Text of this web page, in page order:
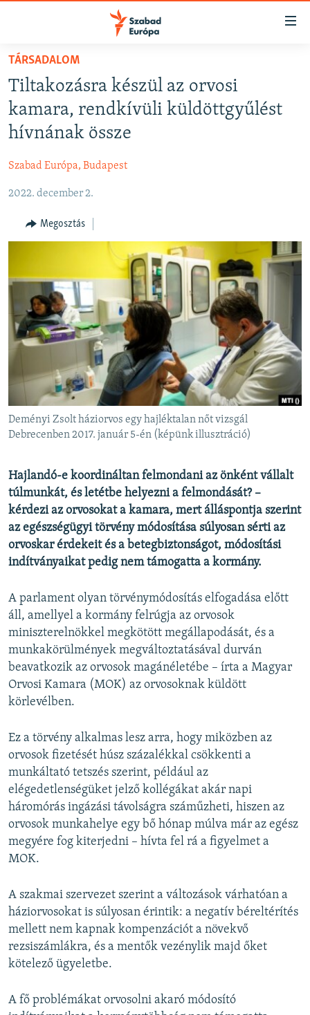
Akadálymentes
Ugrás
oldalra
Ugrás
tartalomjegyzékre
NAPIRENDEN
PODCASTOK
ELEMZŐ
NER15
SZABADON
A PÉNZ NYOMÁBAN
EURÓPAI UNIÓ
VILÁG
KLÍMAVÁLTOZÁS
A MÚLT TANULSÁGAI
KÖVESSEN MINKET!
Valamennyi RFE/RL weboldal
TÁRSADALOM
Tiltakozásra készül az orvosi
kamara, rendkívüli küldöttgyűlést
hívnának össze
Szabad Európa, Budapest
2022. december 2.
Megosztás
Deményi Zsolt háziorvos egy hajléktalan nőt vizsgál
Debrecenben 2017. január 5-én (képünk illusztráció)
Hajlandó-e koordináltan felmondani az önként vállalt
túlmunkát, és letétbe helyezni a felmondását? –
kérdezi az orvosokat a kamara, mert álláspontja szerint
az egészségügyi törvény módosítása súlyosan sérti az
orvoskar érdekeit és a betegbiztonságot, módosítási
indítványaikat pedig nem támogatta a kormány.
A parlament olyan törvénymódosítás elfogadása előtt
áll, amellyel a kormány felrúgja az orvosok
miniszterelnökkel megkötött megállapodását, és a
munkakörülmények megváltoztatásával durván
beavatkozik az orvosok magánéletébe – írta a Magyar
Orvosi Kamara (MOK) az orvosoknak küldött
körlevélben.
Ez a törvény alkalmas lesz arra, hogy miközben az
orvosok fizetését húsz százalékkal csökkenti a
munkáltató tetszés szerint, például az
elégedetlenségüket jelző kollégákat akár napi
háromórás ingázási távolságra száműzheti, hiszen az
orvosok munkahelye egy bő hónap múlva már az egész
megyére fog kiterjedni – hívta fel rá a figyelmet a
MOK.
A szakmai szervezet szerint a változások várhatóan a
háziorvosokat is súlyosan érintik: a negatív béreltérítés
mellett nem kapnak kompenzációt a növekvő
rezsiszámlákra, és a mentők vezénylik majd őket
kötelező ügyeletbe.
A fő problémákat orvosolni akaró módosító
FELIRATKOZÁS
Spotify